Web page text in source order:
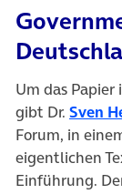
Um das
gibt Dr. Sven
Forum, in
eigentlichen
Einführung.